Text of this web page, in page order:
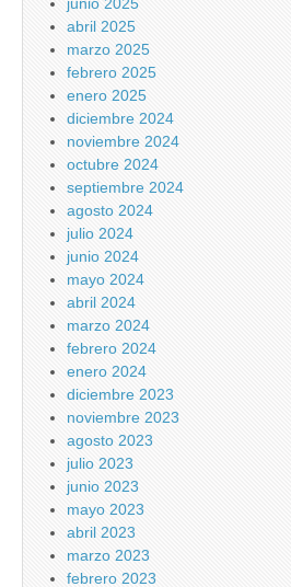
junio 2025
abril 2025
marzo 2025
febrero 2025
enero 2025
diciembre 2024
noviembre 2024
octubre 2024
septiembre 2024
agosto 2024
julio 2024
junio 2024
mayo 2024
abril 2024
marzo 2024
febrero 2024
enero 2024
diciembre 2023
noviembre 2023
agosto 2023
julio 2023
junio 2023
mayo 2023
abril 2023
marzo 2023
febrero 2023